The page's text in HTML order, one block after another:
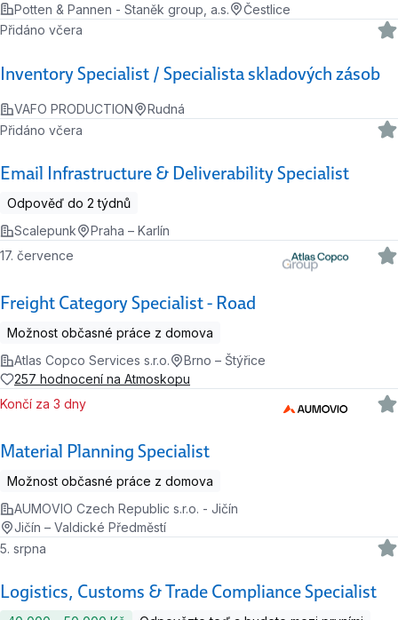
Potten & Pannen - Staněk group, a.s.
Čestlice
Inventory Specialist / Specialista skladových zásob
Přidáno včera
VAFO PRODUCTION Rudná
Email Infrastructure & Deliverability Specialist
Přidáno včera
Odpověď do 2 týdnů
Scalepunk
Praha – Karlín
Freight Category Specialist - Road
17. července
Možnost občasné práce z domova
Atlas Copco Services s.r.o.
Brno – Štýřice
257 hodnocení na Atmoskopu
Material Planning Specialist
Končí za 3 dny
Možnost občasné práce z domova
AUMOVIO Czech Republic s.r.o. - Jičín
Jičín – Valdické Předměstí
Logistics, Customs & Trade Compliance Specialist
5. srpna